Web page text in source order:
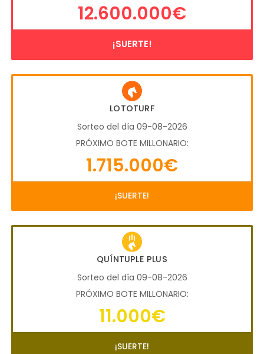
12.600.000€
¡SUERTE!
LOTOTURF
Sorteo del día 09-08-2026
PRÓXIMO BOTE MILLONARIO:
1.715.000€
¡SUERTE!
QUÍNTUPLE PLUS
Sorteo del día 09-08-2026
PRÓXIMO BOTE MILLONARIO:
11.000€
¡SUERTE!